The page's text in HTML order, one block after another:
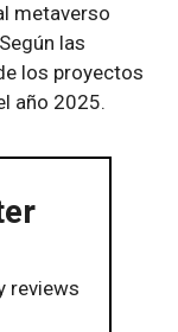
metaverso
las
los proyectos
año 2025.
reviews